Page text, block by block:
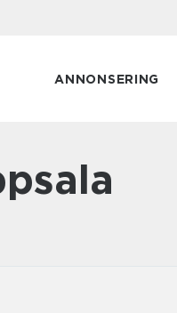
ANNONSERING